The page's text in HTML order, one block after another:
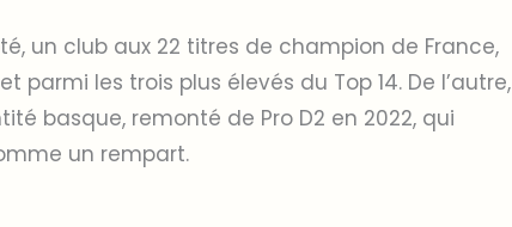
un club aux 22 titres de champion de France,
les trois plus élevés du Top 14. De l’autre,
basque, remonté de Pro D2 en 2022, qui
un rempart.